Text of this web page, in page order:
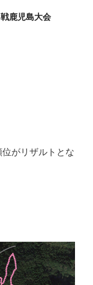
鹿児島大会
がリザルトとな